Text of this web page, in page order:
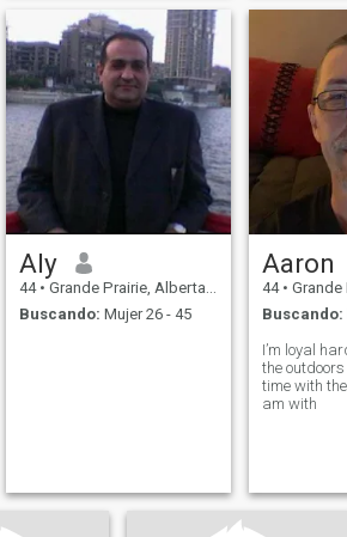
Aly
44 • Grande Prairie, Alberta, Canadá
Buscando: Mujer 26 - 45
Aaron
44 • Grande
Buscando:
I’m loyal
the
time with
am with